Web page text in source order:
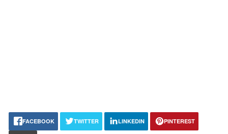
FACEBOOK TWITTER LINKEDIN PINTEREST